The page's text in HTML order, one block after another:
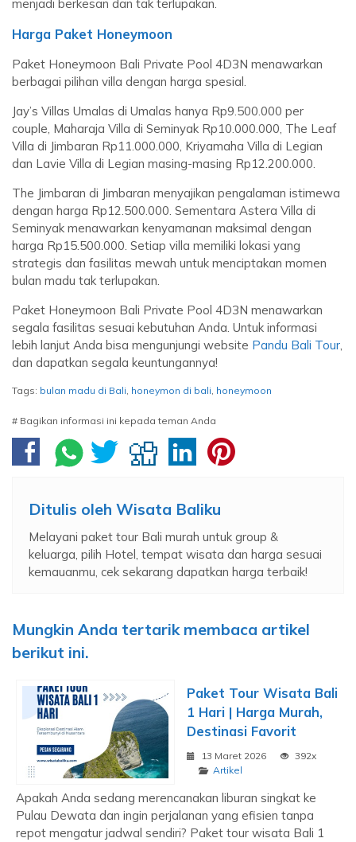
menjadi berkesan dan tak terlupakan.
Harga Paket Honeymoon
Paket Honeymoon Bali Private Pool 4D3N menawarkan
berbagai pilihan villa dengan harga spesial.
Jay’s Villas Umalas di Umalas hanya Rp9.500.000 per
couple, Maharaja Villa di Seminyak Rp10.000.000, The Leaf
Villa di Jimbaran Rp11.000.000, Kriyamaha Villa di Legian
dan Lavie Villa di Legian masing-masing Rp12.200.000.
The Jimbaran di Jimbaran menyajikan pengalaman istimewa
dengan harga Rp12.500.000. Sementara Astera Villa di
Seminyak menawarkan kenyamanan maksimal dengan
harga Rp15.500.000. Setiap villa memiliki lokasi yang
strategis dan fasilitas mewah untuk menciptakan momen
bulan madu tak terlupakan.
Paket Honeymoon Bali Private Pool 4D3N menawarkan
segala fasilitas sesuai kebutuhan Anda. Untuk informasi
lebih lanjut Anda bisa mengunjungi website Pandu Bali Tour,
dan dapatkan segala keuntungannya!
Tags: bulan madu di Bali, honeymon di bali, honeymoon
# Bagikan informasi ini kepada teman Anda
Ditulis oleh Wisata Baliku
Melayani paket tour Bali murah untuk group &
keluarga, pilih Hotel, tempat wisata dan harga sesuai
kemauanmu, cek sekarang dapatkan harga terbaik!
Mungkin Anda tertarik membaca artikel
berikut ini.
Paket Tour Wisata Bali
1 Hari | Harga Murah,
Destinasi Favorit
13 Maret 2026
392x
Artikel
Apakah Anda sedang merencanakan liburan singkat ke
Pulau Dewata dan ingin perjalanan yang efisien tanpa
repot mengatur jadwal sendiri? Paket tour wisata Bali 1